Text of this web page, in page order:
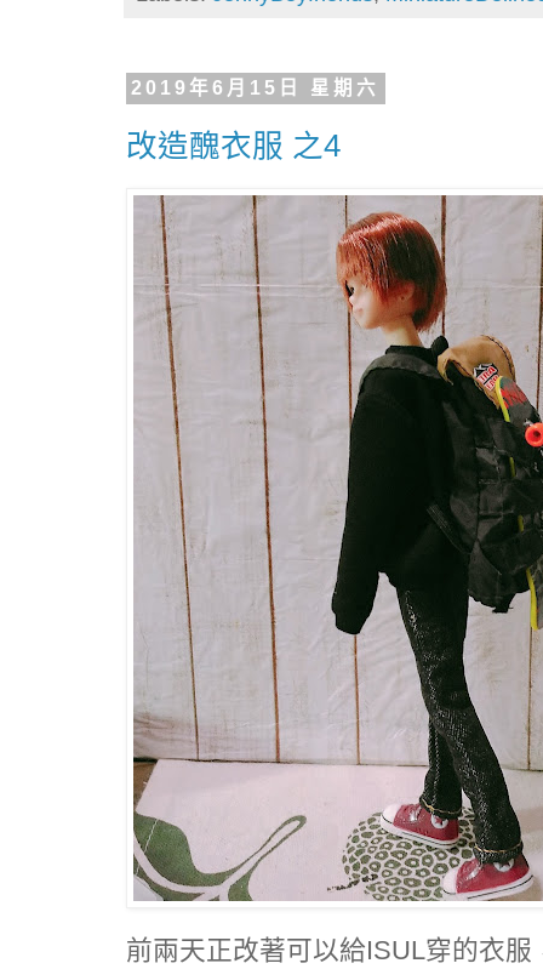
2019年6月15日 星期六
改造醜衣服 之4
前兩天正改著可以給ISUL穿的衣服